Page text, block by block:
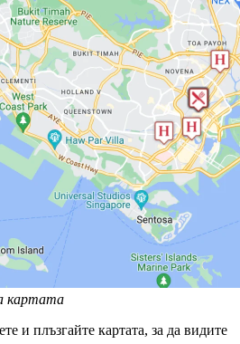
картата
и плъзгайте картата, за да видите